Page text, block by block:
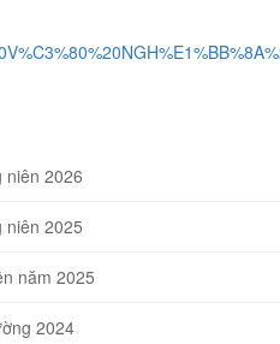
niên 2026
niên 2025
năm 2025
2024